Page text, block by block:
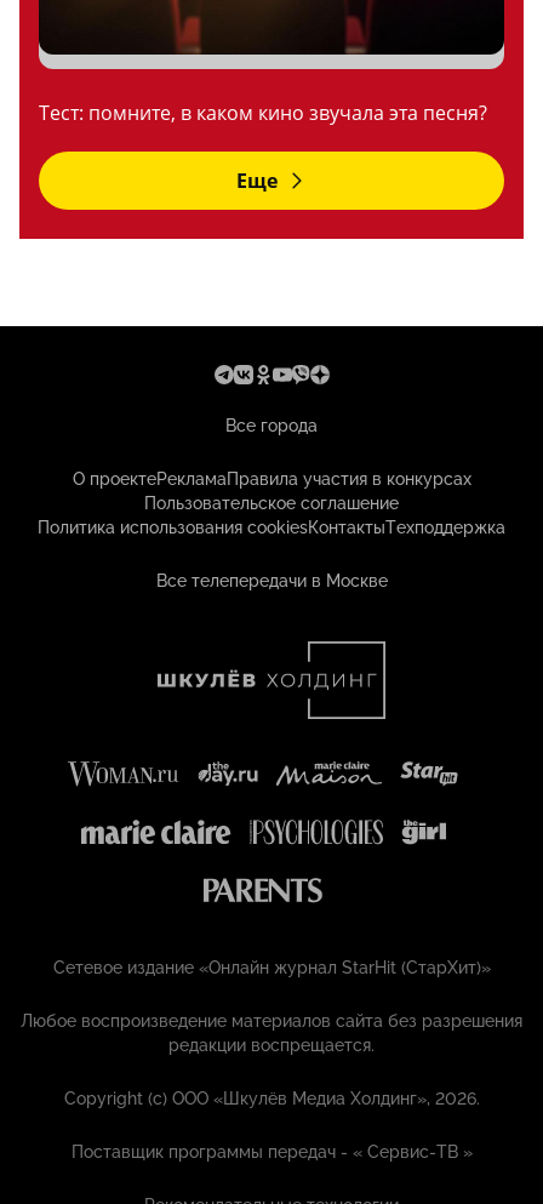
Тест: помните, в каком кино звучала эта песня?
Еще
Все города
О проектеРекламаПравила участия в конкурсах
Пользовательское соглашение
Политика использования cookiesКонтактыТехподдержка
Все телепередачи в Москве
Сетевое издание «Онлайн журнал StarHit (СтарХит)»
Любое воспроизведение материалов сайта без разрешения
редакции воспрещается.
Copyright (с) ООО «Шкулёв Медиа Холдинг», 2026.
Поставщик программы передач - «Сервис-ТВ »